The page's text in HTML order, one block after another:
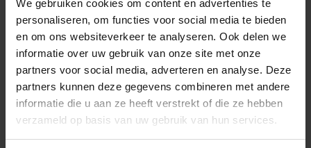
We gebruiken cookies om content en advertenties te
personaliseren, om functies voor social media te bieden
en om ons websiteverkeer te analyseren. Ook delen we
informatie over uw gebruik van onze site met onze
partners voor social media, adverteren en analyse. Deze
partners kunnen deze gegevens combineren met andere
informatie die u aan ze heeft verstrekt of die ze hebben
verzameld op basis van uw gebruik van hun services.
Wil je graag een afspraak?
Onze verkoopspecialisten staan graag voor je klaar:
Di – Vr 09.00 – 18.00
Za 10.00 – 15.00
+31 (0) 478 - 69 11 63